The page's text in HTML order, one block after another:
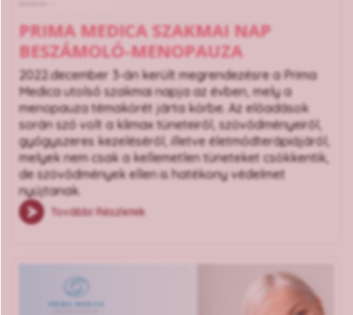
PRIMA MEDICA SZAKMAI NAP
BESZÁMOLÓ-MENOPAUZA
2022.december 3-án került megrendezésre a Prima
Medica utolsó szakmai napja az évben, mely a
menopauza témakörét járta körbe. Az előadások
során szó volt a klimax tüneteiről, szövődményeiről,
gyógyszeres kezeléséről, illetve életmódterápiájáról,
melyek nem csak a kellemetlen tüneteket csökkentik,
de szövődmények ellen is hatékony védelmet
nyújtanak.
További Részletek